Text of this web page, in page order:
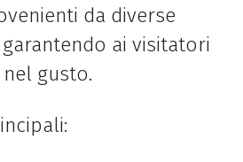
da diverse
ai visitatori
gusto.